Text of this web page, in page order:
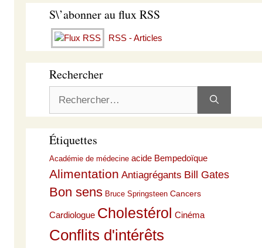
S\’abonner au flux RSS
RSS - Articles
Rechercher
Étiquettes
Académie de médecine acide Bempedoïque
Alimentation Antiagrégants Bill Gates
Bon sens Bruce Springsteen Cancers
Cardiologue Cholestérol Cinéma
Conflits d'intérêts